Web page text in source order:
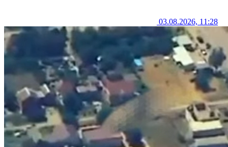
03.08.2026, 11:28